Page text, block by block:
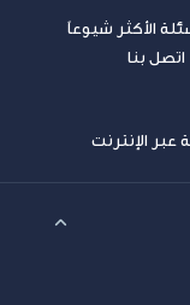
الأكثر شيوعاً
اتصل بنا
الإنترنت